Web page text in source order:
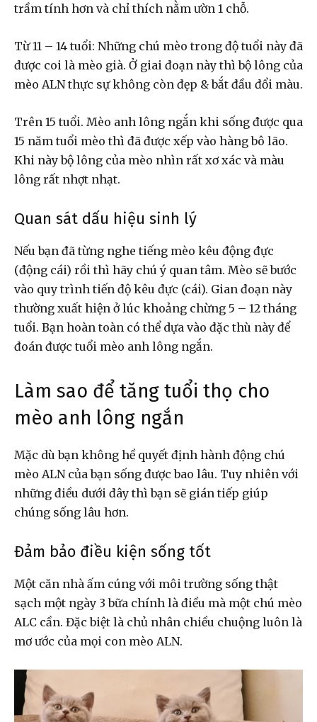
trầm tính hơn và chỉ thích nằm ườn 1 chỗ.
Từ 11 – 14 tuổi: Những chú mèo trong độ tuổi này đã
được coi là mèo già. Ở giai đoạn này thì bộ lông của
mèo ALN thực sự không còn đẹp & bắt đầu đổi màu.
Trên 15 tuổi. Mèo anh lông ngắn khi sống được qua
15 năm tuổi mèo thì đã được xếp vào hàng bô lão.
Khi này bộ lông của mèo nhìn rất xơ xác và màu
lông rất nhợt nhạt.
Quan sát dấu hiệu sinh lý
Nếu bạn đã từng nghe tiếng mèo kêu động đực
(động cái) rồi thì hãy chú ý quan tâm. Mèo sẽ bước
vào quy trình tiến độ kêu đực (cái). Gian đoạn này
thường xuất hiện ở lúc khoảng chừng 5 – 12 tháng
tuổi. Bạn hoàn toàn có thể dựa vào đặc thù này để
đoán được tuổi mèo anh lông ngắn.
Làm sao để tăng tuổi thọ cho
mèo anh lông ngắn
Mặc dù bạn không hề quyết định hành động chú
mèo ALN của bạn sống được bao lâu. Tuy nhiên với
những điều dưới đây thì bạn sẽ gián tiếp giúp
chúng sống lâu hơn.
Đảm bảo điều kiện sống tốt
Một căn nhà ấm cúng với môi trường sống thật
sạch một ngày 3 bữa chính là điều mà một chú mèo
ALC cần. Đặc biệt là chủ nhân chiều chuộng luôn là
mơ ước của mọi con mèo ALN.